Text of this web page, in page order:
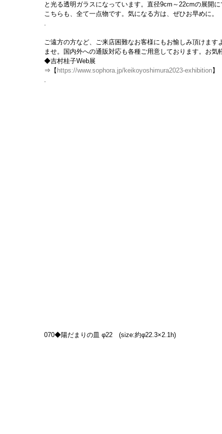
と光る透明ガラスになっています。直径9cm～22cmの展開
こちらも、全て一点物です。気になる方は、ぜひお早めに。
.
ご遠方の方など、ご来店困難なお客様にもお愉しみ頂けま
ませ。国内外への通販対応も各種ご用意しております。お気
◆吉村桂子Web展
⇒【 https://www.sophora.jp/keikoyoshimura2023-exhibition】
.
070◆陽だまりの皿 φ22　(size:約φ22.3×2.1h)